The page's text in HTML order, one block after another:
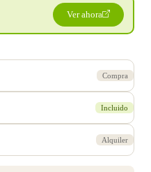
Ver ahora
Compra
Incluido
Alquiler